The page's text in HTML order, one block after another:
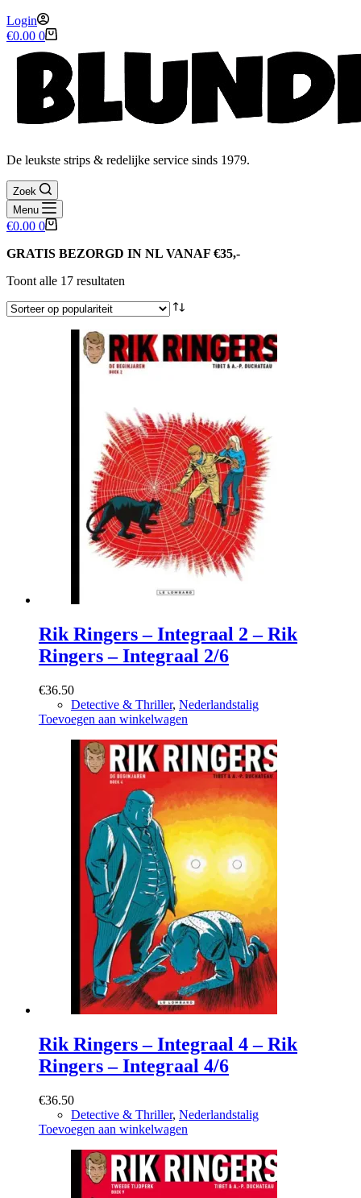
Login
Winkelwagen
€0.00 0
De leukste strips & redelijke service sinds 1979.
Zoek
Menu
Winkelwagen
€0.00 0
GRATIS BEZORGD IN NL VANAF €35,-
Toont alle 17 resultaten
populariteit
Rik Ringers – Integraal 2 – Rik
Ringers – Integraal 2/6
€36.50
Detective & Thriller, Nederlandstalig
Toevoegen aan winkelwagen
Rik Ringers – Integraal 4 – Rik
Ringers – Integraal 4/6
€36.50
Detective & Thriller, Nederlandstalig
Toevoegen aan winkelwagen